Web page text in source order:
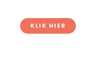
KLIK HIER